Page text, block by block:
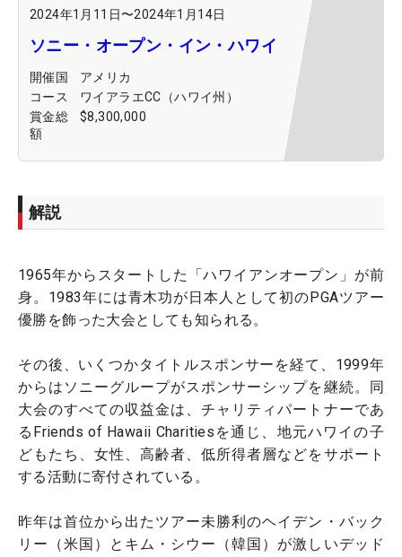
2024年1月11日〜2024年1月14日
ソニー・オープン・イン・ハワイ
開催国
アメリカ
コース
ワイアラエCC（ハワイ州）
賞金総
額
$8,300,000
解説
1965年からスタートした「ハワイアンオープン」が前
身。1983年には青木功が日本人として初のPGAツアー
優勝を飾った大会としても知られる。
その後、いくつかタイトルスポンサーを経て、1999年
からはソニーグループがスポンサーシップを継続。同
大会のすべての収益金は、チャリティパートナーであ
るFriends of Hawaii Charitiesを通じ、地元ハワイの子
どもたち、女性、高齢者、低所得者層などをサポート
する活動に寄付されている。
昨年は首位から出たツアー未勝利のヘイデン・バック
リー（米国）とキム・シウー（韓国）が激しいデッド